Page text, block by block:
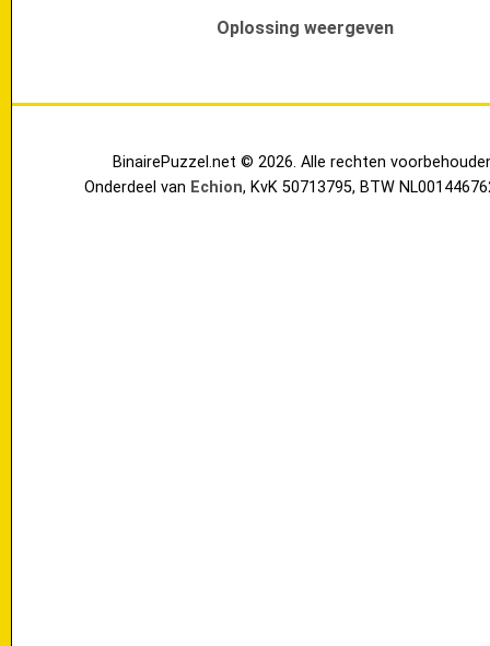
Oplossing weergeven
BinairePuzzel.net © 2026. Alle rechten
Onderdeel van Echion, KvK 50713795, BTW